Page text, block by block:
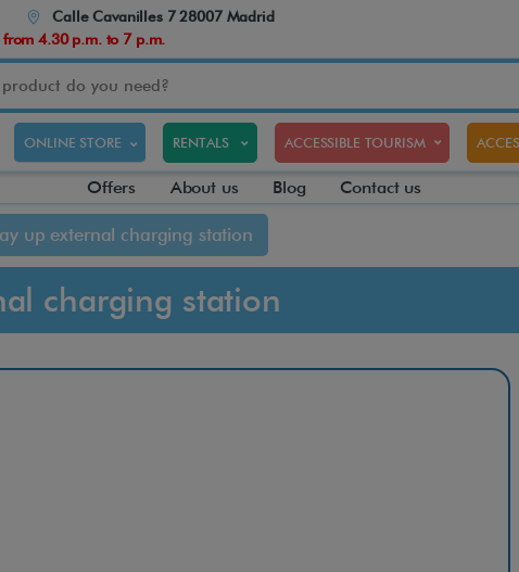
Calle Cavanilles 7 28007 Madrid
4.30 p.m. to 7 p.m.
ONLINE STORE RENTALS ACCESSIBLE TOURISM
Offers About us Blog Contact us
up external charging station
charging station